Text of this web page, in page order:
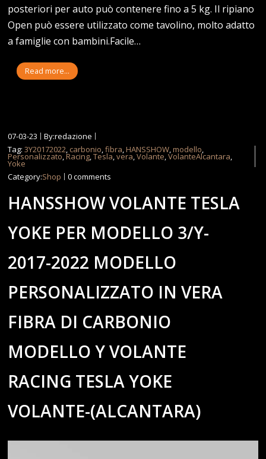
posteriori per auto può contenere fino a 5 kg. Il ripiano
Open può essere utilizzato come tavolino, molto adatto
a famiglie con bambini.Facile…
Read more...
07-03-23
By:redazione
Tag:3Y20172022, carbonio,fibra,HANSSHOW,modello,
Personalizzato,Racing,Tesla,vera,Volante,VolanteAlcantara,
Yoke
Category:Shop 0 comments
HANSSHOW VOLANTE TESLA
YOKE PER MODELLO 3/Y-
2017-2022 MODELLO
PERSONALIZZATO IN VERA
FIBRA DI CARBONIO
MODELLO Y VOLANTE
RACING TESLA YOKE
VOLANTE-(ALCANTARA)